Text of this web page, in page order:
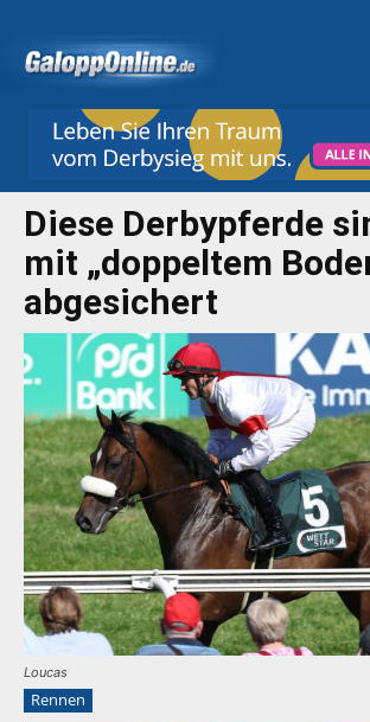
Diese Derbypferde
mit „doppeltem
abgesichert
Loucas
Rennen